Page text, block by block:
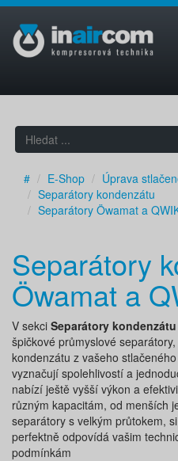
# E-Shop
Úprava
Separátory kondenzátu
Separátory Öwamat a
Separátory
Öwamat a
V sekci Separátory kondenzátu
špičkové průmyslové
kondenzátu z vašeho
vyznačují spolehlivostí a
nabízí ještě vyšší výkon a
různým kapacitám, od menších
separátory s velkým průtokem,
perfektně odpovídá vašim
podmínkám